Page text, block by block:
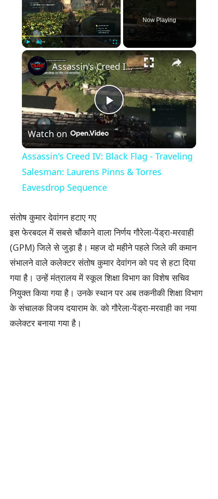
Play Unmute Fullscreen
Now Playing
×
Play
Video
Assassin's Creed IV: Black Flag - Traveling Salesman: Laurens Pinns & Torres Eavesdrop Sequence
Watch on
Assassin's Creed IV: Black Flag - Traveling
Salesman: Laurens Pinns & Torres
Eavesdrop Sequence
संतोष कुमार देवांगन हटाए गए
इस फेरबदल में सबसे चौंकाने वाला निर्णय गौरेला-पेंड्रा-मरवाही
(GPM) जिले से जुड़ा है। महज दो महीने पहले जिले की कमान
संभालने वाले कलेक्टर संतोष कुमार देवांगन को पद से हटा दिया
गया है। उन्हें मंत्रालय में स्कूल शिक्षा विभाग का विशेष सचिव
नियुक्त किया गया है। उनके स्थान पर अब तकनीकी शिक्षा विभाग
के संचालक विजय दयाराम के. को गौरेला-पेंड्रा-मरवाही का नया
कलेक्टर बनाया गया है।